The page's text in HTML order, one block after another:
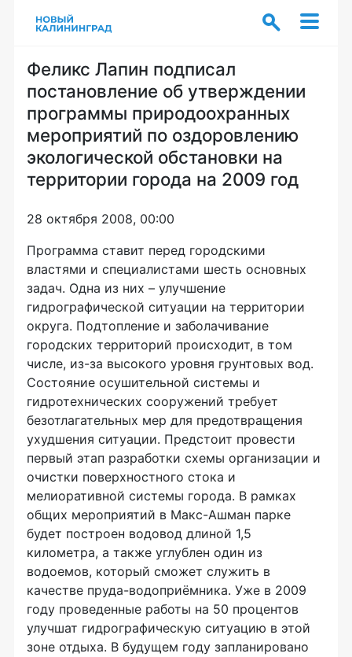
Феликс Лапин подписал
постановление об утверждении
программы природоохранных
мероприятий по оздоровлению
экологической обстановки на
территории города на 2009 год
28 октября 2008, 00:00
Программа ставит перед городскими
властями и специалистами шесть основных
задач. Одна из них – улучшение
гидрографической ситуации на территории
округа. Подтопление и заболачивание
городских территорий происходит, в том
числе, из-за высокого уровня грунтовых вод.
Состояние осушительной системы и
гидротехнических сооружений требует
безотлагательных мер для предотвращения
ухудшения ситуации. Предстоит провести
первый этап разработки схемы организации и
очистки поверхностного стока и
мелиоративной системы города. В рамках
общих мероприятий в Макс-Ашман парке
будет построен водовод длиной 1,5
километра, а также углублен один из
водоемов, который сможет служить в
качестве пруда-водоприёмника. Уже в 2009
году проведенные работы на 50 процентов
улучшат гидрографическую ситуацию в этой
зоне отдыха. В будущем году запланировано